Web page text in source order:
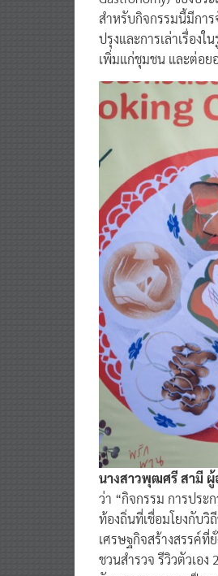
สำหรับกิจกรรมนี้มีกา
ปรุงและการเล่าเรื่อง
เพิ่มแก่ชุมชน และต่อย
นางสาวพุฒศรี สามี ผู้
ว่า “กิจกรรม การประ
ท้องถิ่นที่เชื่อมโยงกับวิ
เศรษฐกิจสร้างสรรค์ที่
ชวนสำรวจ รีวิวตัวเอ